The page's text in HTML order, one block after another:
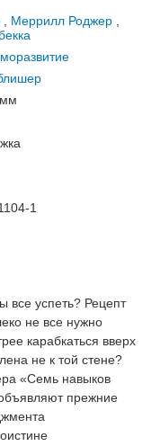
Меррилл Роджер,
1
все успеть? Рецепт
не все нужно
карабкаться вверх
не к той стене?
«Семь навыков
прежние